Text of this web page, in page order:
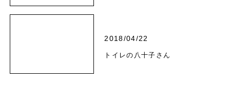
2018/04/22
トイレの八十子さん